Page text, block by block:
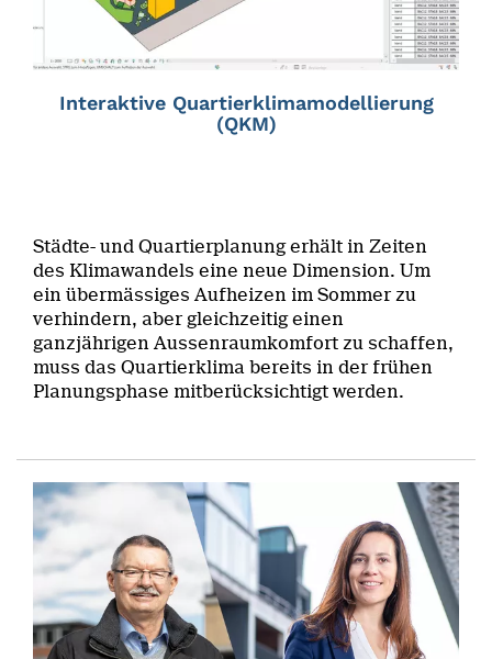
Interaktive Quartierklimamodellierung
(QKM)
Städte- und Quartierplanung erhält in Zeiten
des Klimawandels eine neue Dimension. Um
ein übermässiges Aufheizen im Sommer zu
verhindern, aber gleichzeitig einen
ganzjährigen Aussenraumkomfort zu schaffen,
muss das Quartierklima bereits in der frühen
Planungsphase mitberücksichtigt werden.